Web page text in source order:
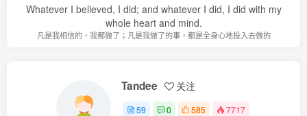
Whatever I believed, I did; and whatever I did, I did with my
whole heart and mind.
凡是我相信的，我都做了；凡是我做了的事，都是全身心地投入去做的
Tandee 关注
59 0 585 7717